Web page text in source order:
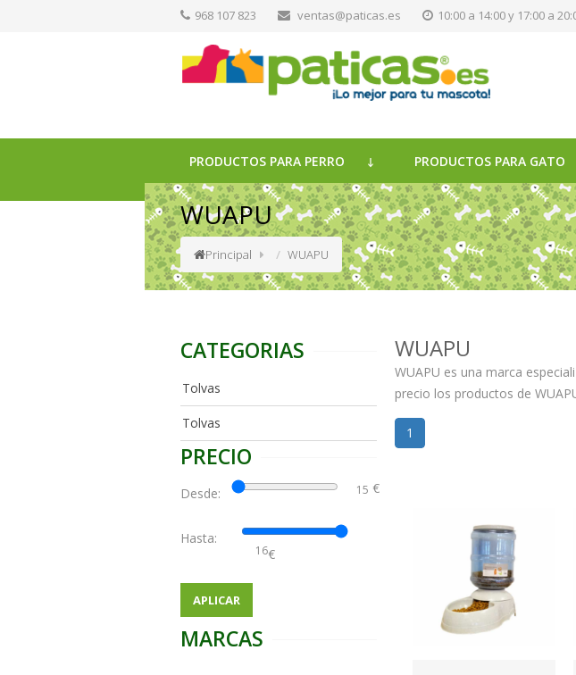
968 107 823 ventas@paticas.es 10:00 a 14:00 y 17:00 a
PRODUCTOS PARA PERRO PRODUCTOS PARA GATO
WUAPU
Principal WUAPU
CATEGORIAS
Tolvas
Tolvas
PRECIO
Desde: €
Hasta:
€
APLICAR
MARCAS
WUAPU
WUAPU es una marca
precio los productos de
1